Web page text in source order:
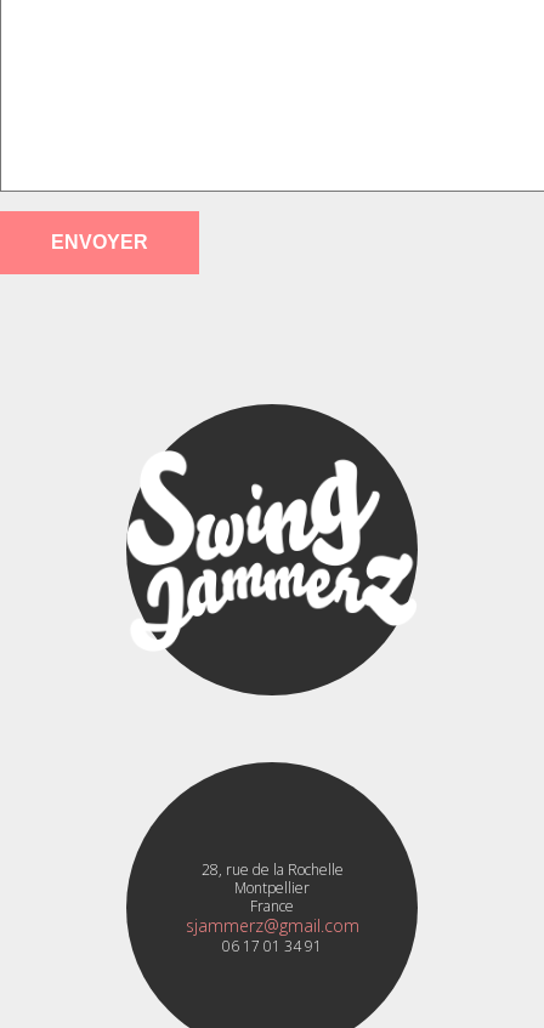
28, rue de la Rochelle
Montpellier
France
sjammerz@gmail.com
06 17 01 34 91